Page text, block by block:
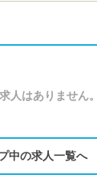
人はありません。
中の求人一覧へ